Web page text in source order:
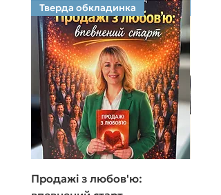
Тверда обкладинка
Продажі з любов'ю: